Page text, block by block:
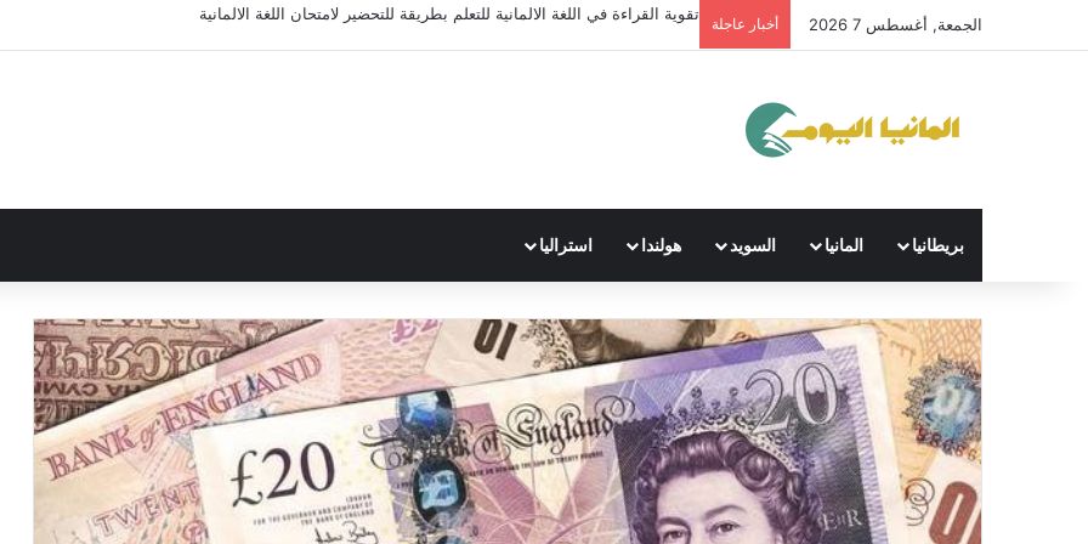
الجمعة, أغسطس 7 2026 أخبار عاجلة
تقوية القراءة في اللغة الالمانية للتعلم بطريقة للتحضير لامتحان اللغة الالمانية
بريطانيا المانيا السويد هولندا استراليا